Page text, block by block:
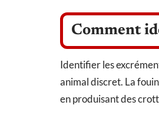
Comment
Identifier les
animal discret. La
en produisant des